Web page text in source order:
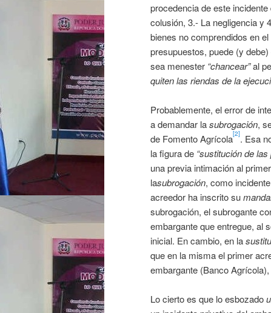
procedencia de este
colusión, 3.- La negligencia y
bienes no comprendidos en
presupuestos, puede (y
sea menester “chancear”al
quiten las riendas de la
Probablemente, el error de
a demandar lasubrogación,
de Fomento Agrícola[2]. Esa
la figura de “sustitución de
una previa intimación al
lasubrogación, como
acreedor ha inscrito su
subrogación, el subrogante
embargante que entregue, al
inicial. En cambio, en la
que en la misma el primer
embargante (Banco
Lo cierto es que lo esbozado